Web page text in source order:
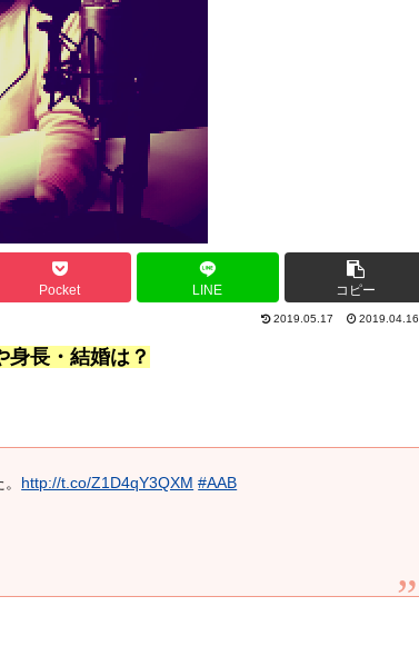
Pocket LINE コピー
2019.05.17 2019.04.16
長・結婚は？
http://t.co/Z1D4qY3QXM #AAB